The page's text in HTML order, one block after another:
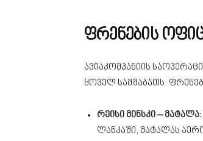
ფრენების
ავიაკომპანიის
ყოველ სამშაბათს.
რეისი მინსკი – მატალა:
ლანკაში, მატალას